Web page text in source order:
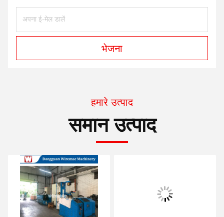
भेजना
हमारे उत्पाद
समान उत्पाद